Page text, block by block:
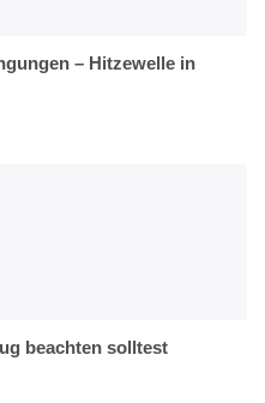
– Hitzewelle in
beachten solltest